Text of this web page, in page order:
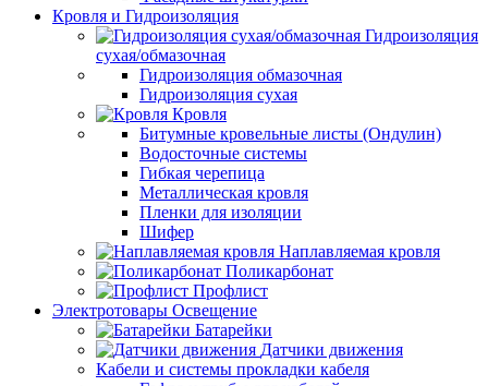
Кровля и Гидроизоляция
Гидроизоляция
сухая/обмазочная
Гидроизоляция обмазочная
Гидроизоляция сухая
Кровля
Битумные кровельные листы (Ондулин)
Водосточные системы
Гибкая черепица
Металлическая кровля
Пленки для изоляции
Шифер
Наплавляемая кровля
Поликарбонат
Профлист
Электротовары Освещение
Батарейки
Датчики движения
Кабели и системы прокладки кабеля